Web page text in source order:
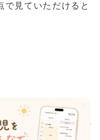
で見ていただけると